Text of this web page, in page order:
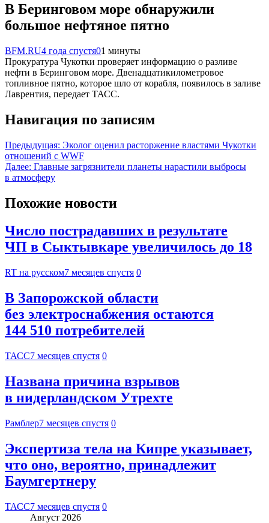
В Беринговом море обнаружили
большое нефтяное пятно
BFM.RU4 года спустя01 минуты
Прокуратура Чукотки проверяет информацию о разливе
нефти в Беринговом море. Двенадцатикилометровое
топливное пятно, которое шло от корабля, появилось в заливе
Лаврентия, передает ТАСС.
Навигация по записям
Предыдущая: Эколог оценил расторжение властями Чукотки
отношений с WWF
Далее: Главные загрязнители планеты нарастили выбросы
в атмосферу
Похожие новости
Число пострадавших в результате
ЧП в Сыктывкаре увеличилось до 18
RT на русском7 месяцев спустя 0
В Запорожской области
без электроснабжения остаются
144 510 потребителей
ТАСС7 месяцев спустя 0
Названа причина взрывов
в нидерландском Утрехте
Рамблер7 месяцев спустя 0
Экспертиза тела на Кипре указывает,
что оно, вероятно, принадлежит
Баумгертнеру
ТАСС7 месяцев спустя 0
Август 2026